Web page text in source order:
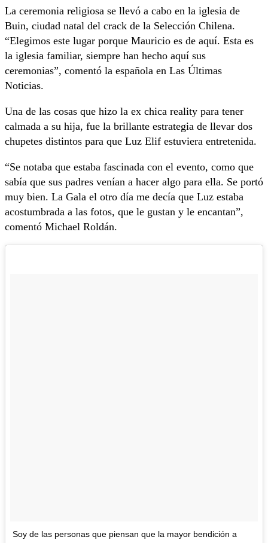
La ceremonia religiosa se llevó a cabo en la iglesia de
Buin, ciudad natal del crack de la Selección Chilena.
“Elegimos este lugar porque Mauricio es de aquí. Esta es
la iglesia familiar, siempre han hecho aquí sus
ceremonias”, comentó la española en Las Últimas
Noticias.
Una de las cosas que hizo la ex chica reality para tener
calmada a su hija, fue la brillante estrategia de llevar dos
chupetes distintos para que Luz Elif estuviera entretenida.
“Se notaba que estaba fascinada con el evento, como que
sabía que sus padres venían a hacer algo para ella. Se portó
muy bien. La Gala el otro día me decía que Luz estaba
acostumbrada a las fotos, que le gustan y le encantan”,
comentó Michael Roldán.
Soy de las personas que piensan que la mayor bendición a